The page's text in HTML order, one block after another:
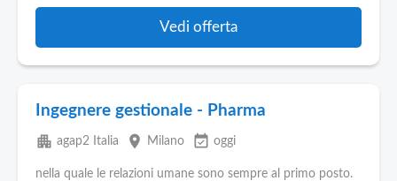
Vedi offerta
Ingegnere gestionale - Pharma
apartment agap2 Italia place Milano event_available oggi
nella quale le relazioni umane sono sempre al primo posto.